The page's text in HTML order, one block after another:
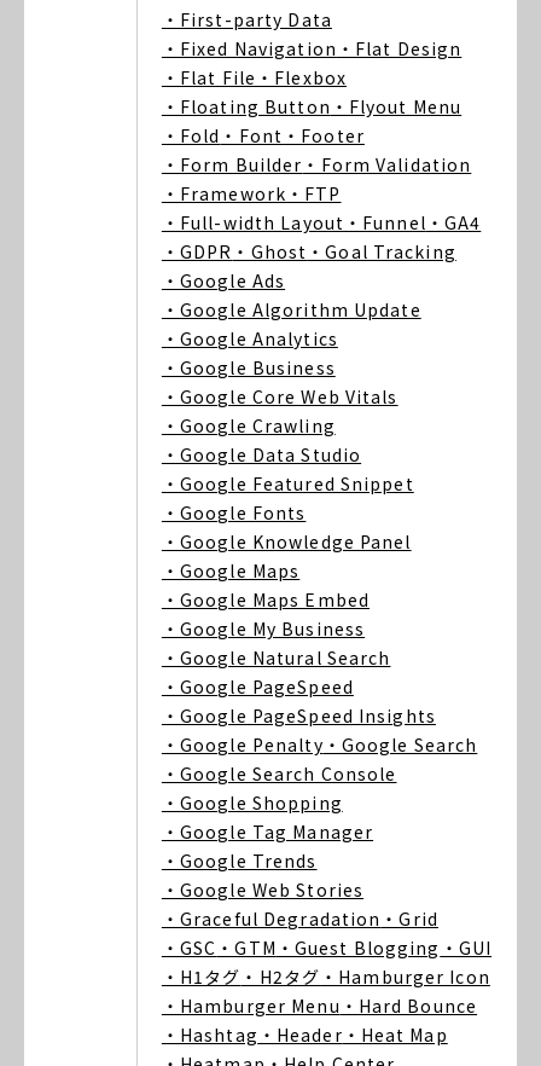
・First-party Data
・Fixed Navigation ・Flat Design
・Flat File ・Flexbox
・Floating Button ・Flyout Menu
・Fold ・Font ・Footer
・Form Builder ・Form Validation
・Framework ・FTP
・Full-width Layout ・Funnel ・GA4
・GDPR ・Ghost ・Goal Tracking
・Google Ads
・Google Algorithm Update
・Google Analytics
・Google Business
・Google Core Web Vitals
・Google Crawling
・Google Data Studio
・Google Featured Snippet
・Google Fonts
・Google Knowledge Panel
・Google Maps
・Google Maps Embed
・Google My Business
・Google Natural Search
・Google PageSpeed
・Google PageSpeed Insights
・Google Penalty ・Google Search
・Google Search Console
・Google Shopping
・Google Tag Manager
・Google Trends
・Google Web Stories
・Graceful Degradation ・Grid
・GSC ・GTM ・Guest Blogging ・GUI
・H1タグ ・H2タグ ・Hamburger Icon
・Hamburger Menu ・Hard Bounce
・Hashtag ・Header ・Heat Map